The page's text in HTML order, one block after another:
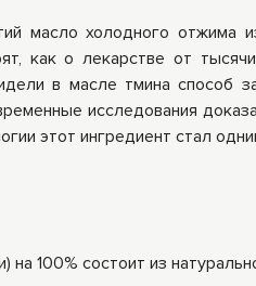
масло холодного отжима
как о лекарстве от
в масле тмина способ
исследования
этот ингредиент стал
на 100% состоит из